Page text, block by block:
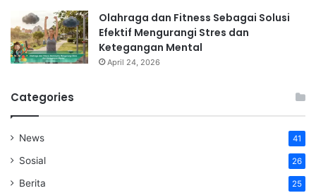
Olahraga dan Fitness Sebagai Solusi
Efektif Mengurangi Stres dan
Ketegangan Mental
April 24, 2026
Categories
News 41
Sosial 26
Berita 25